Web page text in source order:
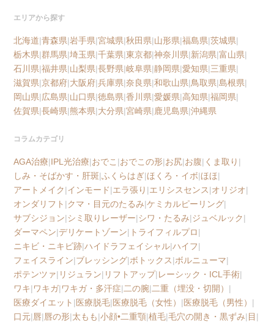
エリアから探す
北海道|青森県|岩手県|宮城県|秋田県|山形県|福島県|茨城県|
栃木県|群馬県|埼玉県|千葉県|東京都|神奈川県|新潟県|富山県|
石川県|福井県|山梨県|長野県|岐阜県|静岡県|愛知県|三重県|
滋賀県|京都府|大阪府|兵庫県|奈良県|和歌山県|鳥取県|島根県|
岡山県|広島県|山口県|徳島県|香川県|愛媛県|高知県|福岡県|
佐賀県|長崎県|熊本県|大分県|宮崎県|鹿児島県|沖縄県
コラムカテゴリ
AGA治療|IPL光治療|おでこ |おでこの形|お尻|お腹| くま取り |
しみ・そばかす・肝斑|ふくらはぎ|ほくろ・イボ|ほほ|
アートメイク|インモード|エラ張り |エリシスセンス|オリジオ|
オンダリフト |クマ・目元のたるみ|ケミカルピーリング|
サブシジョン|シミ取りレーザー|シワ・たるみ|ジュベルック|
ダーマペン|デリケートゾーン| トライフィルプロ|
ニキビ・ニキビ跡|ハイドラフェイシャル|ハイフ|
フェイスライン|ブレッシング|ボトックス|ボルニューマ|
ポテンツァ| リジュラン| リフトアップ|レーシック・ICL手術|
ワキ|ワキガ|ワキガ・多汗症|二の腕|二重（埋没・切開） |
医療ダイエット |医療脱毛|医療脱毛（女性） |医療脱毛（男性） |
口元|唇|唇の形|太もも|小顔•二重顎|植毛|毛穴の開き・黒ずみ|目 |